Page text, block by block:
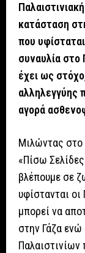
κατάσταση
που
συναυλία στο
έχει ως
αλληλεγγύης
αγορά
Μιλώντας στο
«Πίσω
βλέπουμε σε
υφίστανται
μπορεί να
στην Γάζα
Παλαιστινίων